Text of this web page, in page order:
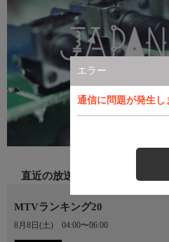
エラー
通信に問題が発生
直近の放送
MTVランキング20
8月8日(土) 04:00〜06:00